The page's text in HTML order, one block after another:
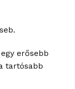
erősebb
tartósabb